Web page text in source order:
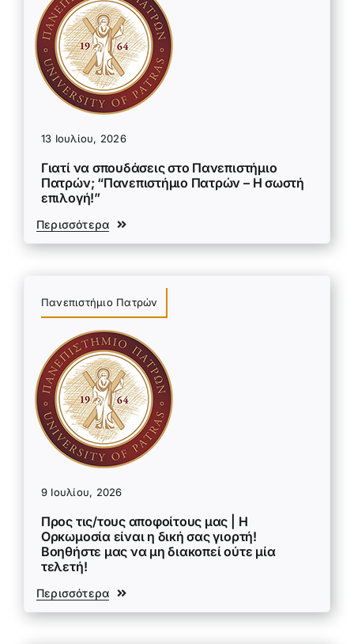
13 Ιουλίου, 2026
Γιατί να σπουδάσεις στο Πανεπιστήμιο
Πατρών; “Πανεπιστήμιο Πατρών – Η σωστή
επιλογή!”
Περισσότερα
Πανεπιστήμιο Πατρών
9 Ιουλίου, 2026
Προς τις/τους αποφοίτους μας | Η
Ορκωμοσία είναι η δική σας γιορτή!
Βοηθήστε μας να μη διακοπεί ούτε μία
τελετή!
Περισσότερα